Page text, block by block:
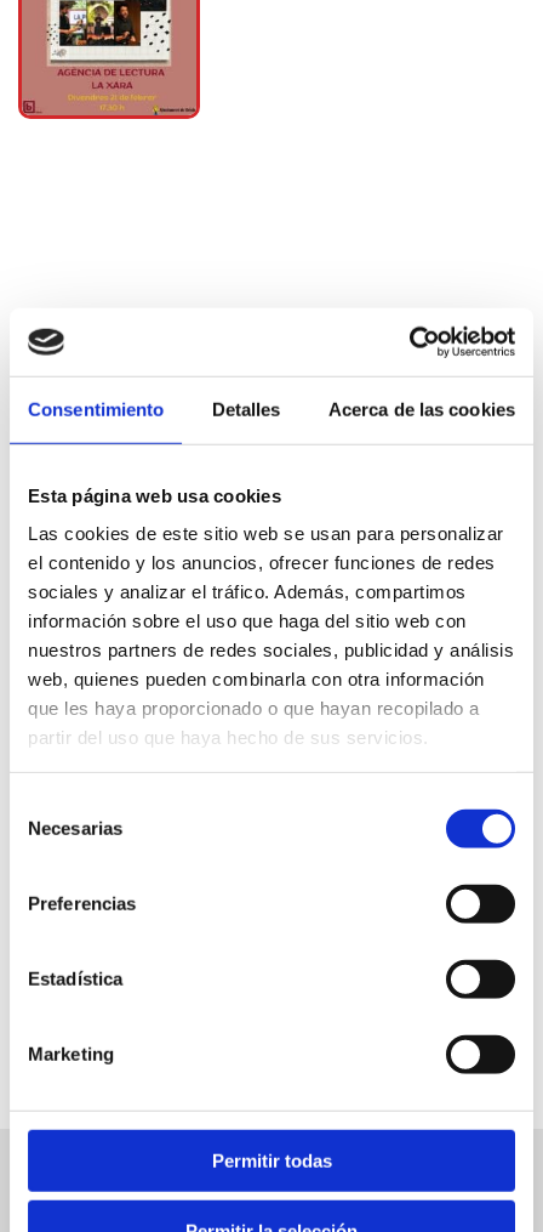
Consentimiento Detalles Acerca de las cookies
Esta página web usa cookies
Las cookies de este sitio web se usan para personalizar
el contenido y los anuncios, ofrecer funciones de redes
sociales y analizar el tráfico. Además, compartimos
información sobre el uso que haga del sitio web con
nuestros partners de redes sociales, publicidad y análisis
web, quienes pueden combinarla con otra información
que les haya proporcionado o que hayan recopilado a
partir del uso que haya hecho de sus servicios.
Necesarias
Preferencias
Estadística
Marketing
Permitir todas
Mehr Informationen
Theater
La Xara Bibliothek
Kostenlos
Ereignisse in Verbindung
Ver